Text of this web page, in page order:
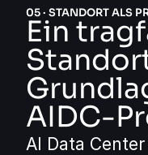
05 · STANDORT ALS
Ein
AIDC-
AI Data